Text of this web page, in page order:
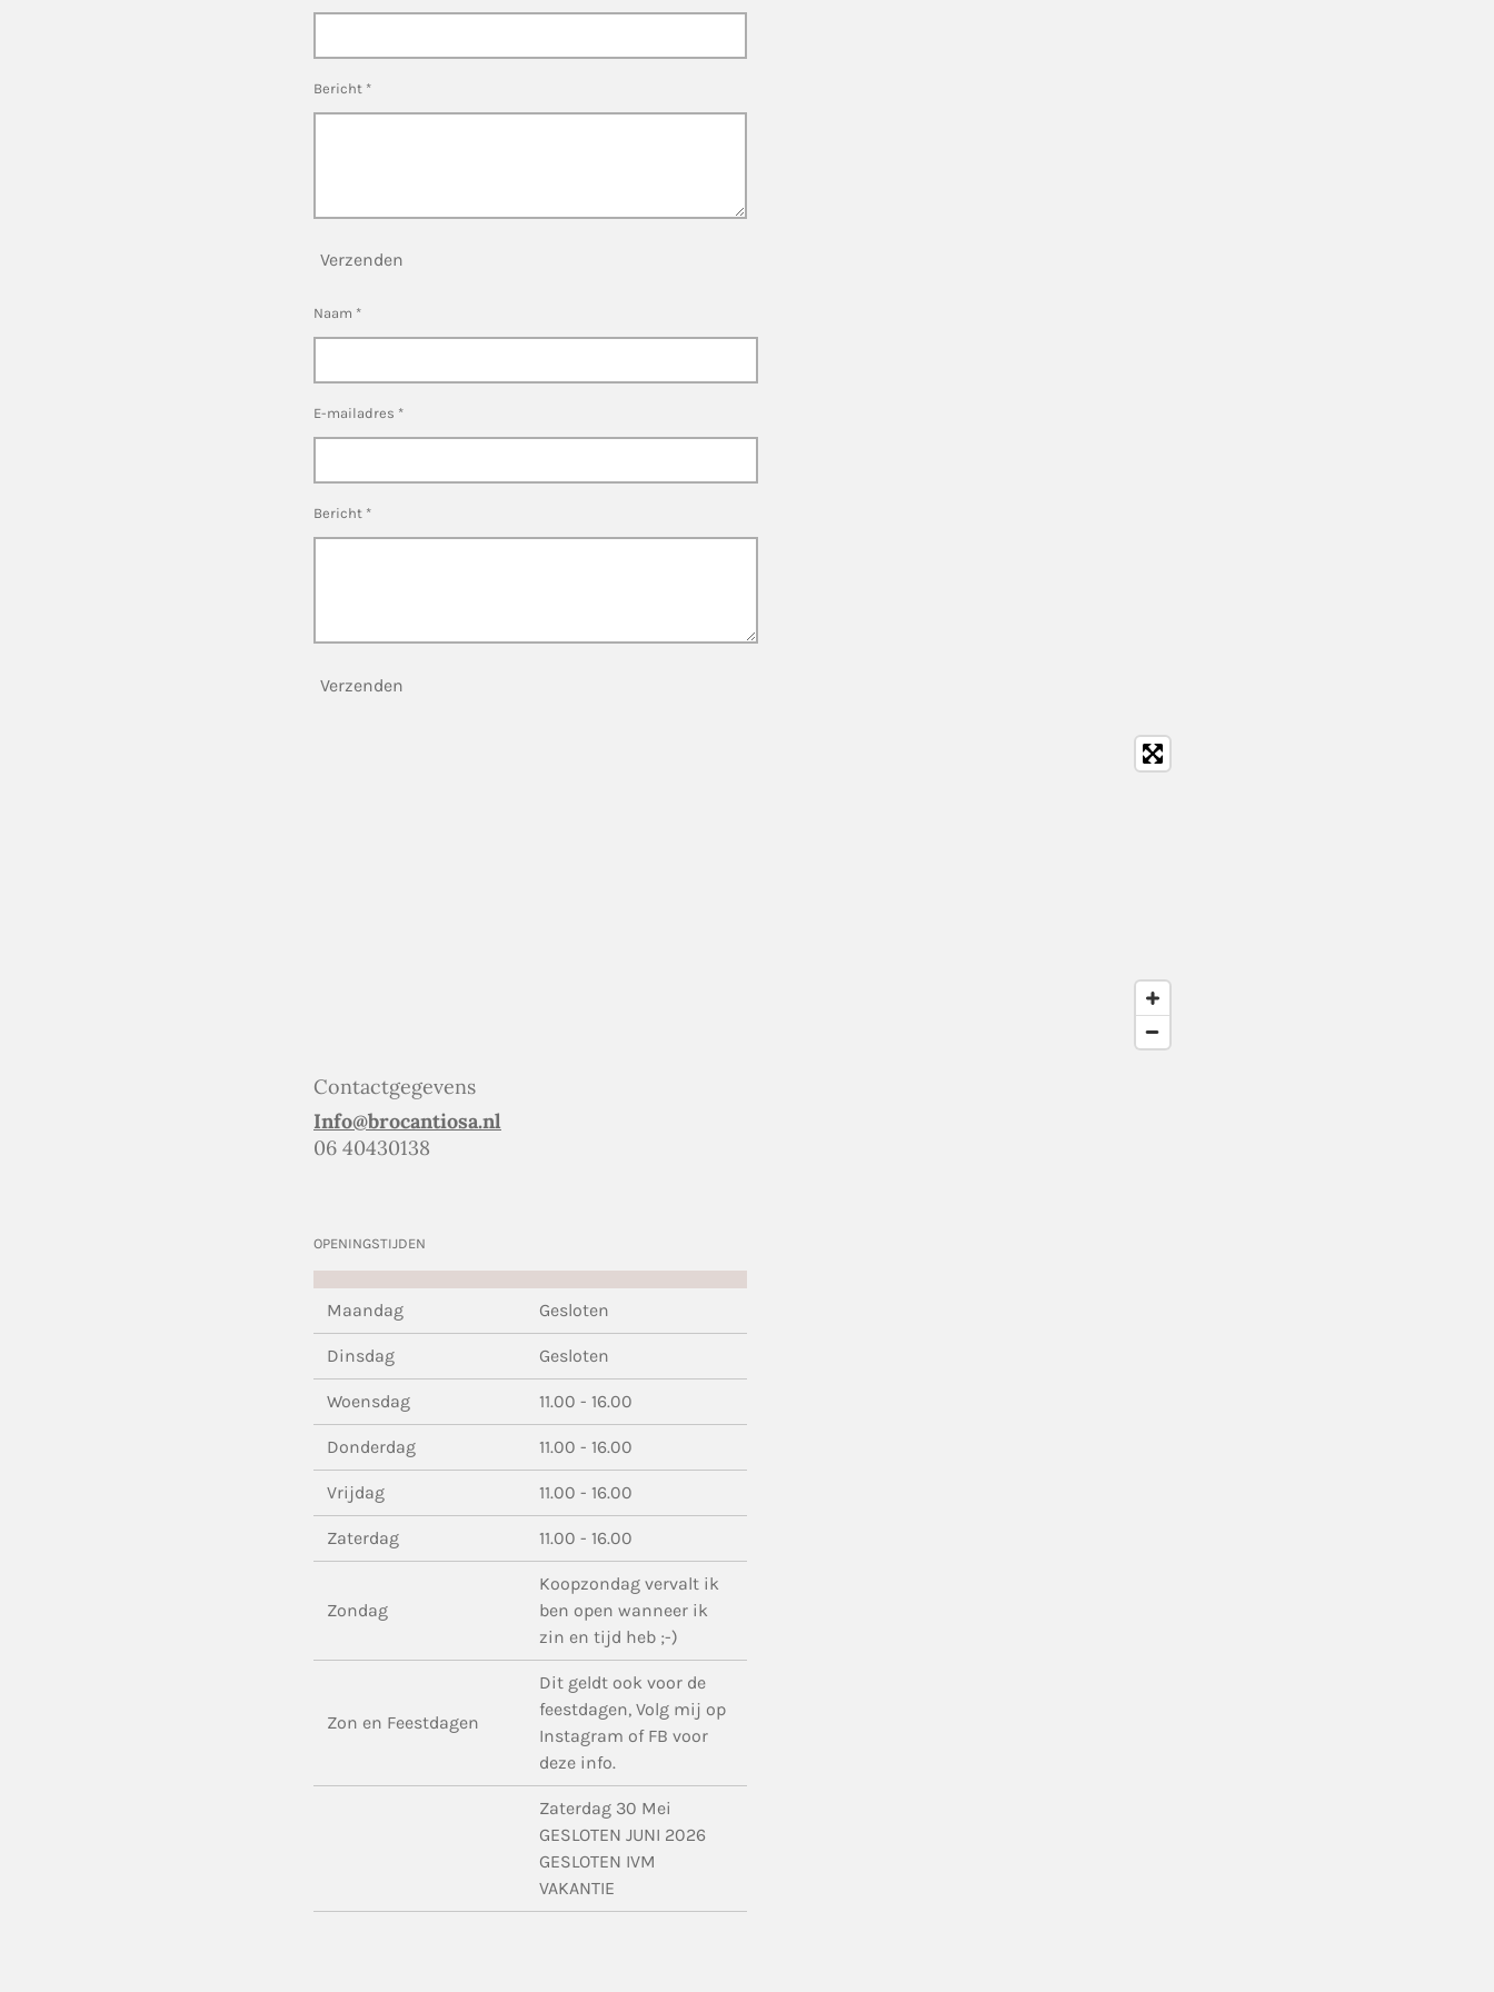
Bericht *
Verzenden
Naam *
E-mailadres *
Bericht *
Verzenden
Contactgegevens
Info@brocantiosa.nl
06 40430138
OPENINGSTIJDEN
Maandag Gesloten
Dinsdag Gesloten
Woensdag 11.00 - 16.00
Donderdag 11.00 - 16.00
Vrijdag 11.00 - 16.00
Zaterdag 11.00 - 16.00
Zondag
Koopzondag vervalt ik
ben open wanneer ik
zin en tijd heb ;-)
Zon en Feestdagen
Dit geldt ook voor de
feestdagen, Volg mij op
Instagram of FB voor
deze info.
Zaterdag 30 Mei
GESLOTEN JUNI 2026
GESLOTEN IVM
VAKANTIE